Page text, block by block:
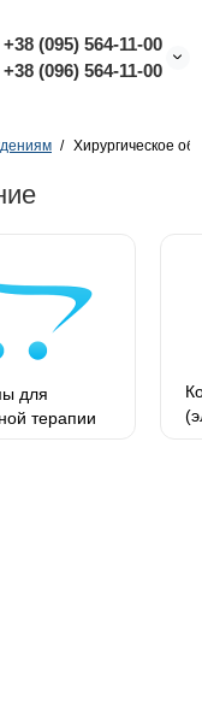
+38 (095) 564-11-00
+38 (096) 564-11-00
Хирургическое
для
терапии